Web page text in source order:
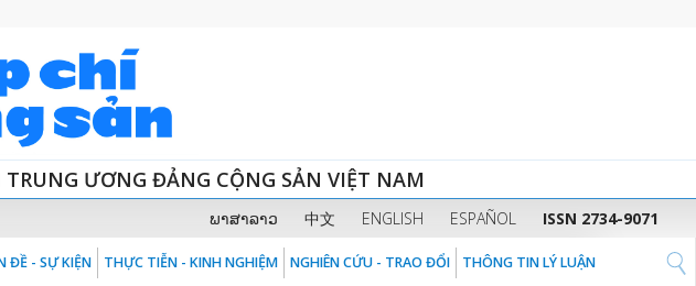
ƯƠNG ĐẢNG CỘNG SẢN VIỆT NAM
ພາສາລາວ 中文 ENGLISH ESPAÑOL ISSN 2734-9071
ĐỀ - SỰ KIỆN THỰC TIỄN - KINH NGHIỆM NGHIÊN CỨU - TRAO ĐỔI THÔNG TIN LÝ LUẬN